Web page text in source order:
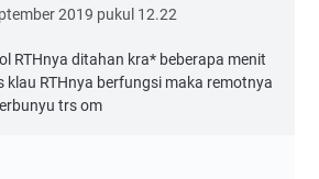
2019 pukul 12.22
RTHnya ditahan kra* beberapa menit
klau RTHnya berfungsi maka remotnya
trs om